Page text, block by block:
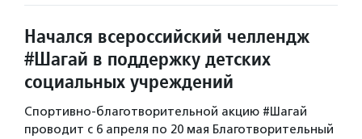
Начался всероссийский челлендж
#Шагай в поддержку детских
социальных учреждений
Спортивно-благотворительной акцию #Шагай
проводит с 6 апреля по 20 мая Благотворительный